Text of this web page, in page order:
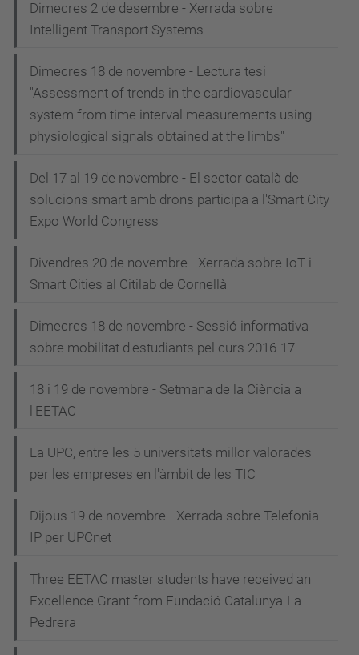
Dimecres 2 de desembre - Xerrada sobre
Intelligent Transport Systems
Dimecres 18 de novembre - Lectura tesi
"Assessment of trends in the cardiovascular
system from time interval measurements using
physiological signals obtained at the limbs"
Del 17 al 19 de novembre - El sector català de
solucions smart amb drons participa a l'Smart City
Expo World Congress
Divendres 20 de novembre - Xerrada sobre IoT i
Smart Cities al Citilab de Cornellà
Dimecres 18 de novembre - Sessió informativa
sobre mobilitat d'estudiants pel curs 2016-17
18 i 19 de novembre - Setmana de la Ciència a
l'EETAC
La UPC, entre les 5 universitats millor valorades
per les empreses en l'àmbit de les TIC
Dijous 19 de novembre - Xerrada sobre Telefonia
IP per UPCnet
Three EETAC master students have received an
Excellence Grant from Fundació Catalunya-La
Pedrera